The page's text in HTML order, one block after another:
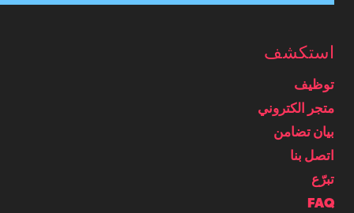
استكشف
توظيف
متجر الكتروني
بيان تضامن
اتصل بنا
تبرّع
FAQ